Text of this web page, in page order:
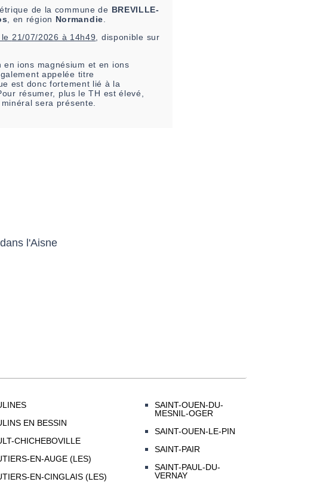
de la commune de BREVILLE-
, en région Normandie.
21/07/2026 à 14h49, disponible sur
en ions magnésium et en ions
appelée titre
est donc fortement lié à la
résumer, plus le TH est élevé,
sera présente.
l'Aisne
EN BESSIN
CHICHEBOVILLE
EN-AUGE (LES)
EN-CINGLAIS (LES)
SAINT-OUEN-DU-
MESNIL-OGER
SAINT-OUEN-LE-PIN
SAINT-PAIR
SAINT-PAUL-DU-
VERNAY